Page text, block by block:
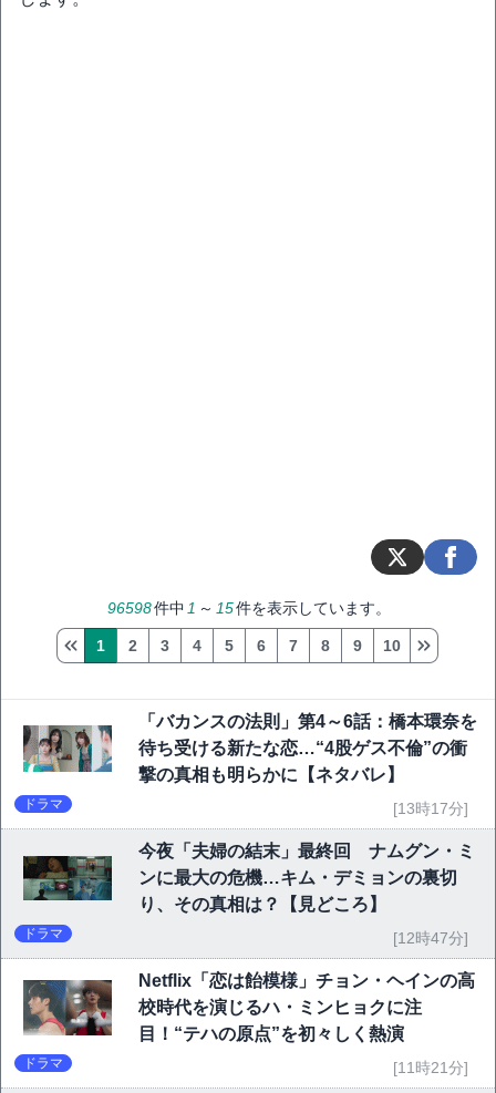
96598件中1 ～ 15件を表示しています。
1 2 3 4 5 6 7 8 9 10
「バカンスの法則」第4～6話：橋本環奈を
待ち受ける新たな恋…“4股ゲス不倫”の衝
撃の真相も明らかに【ネタバレ】
ドラマ [13時17分]
今夜「夫婦の結末」最終回 ナムグン・ミ
ンに最大の危機…キム・デミョンの裏切
り、その真相は？【見どころ】
ドラマ [12時47分]
Netflix「恋は飴模様」チョン・ヘインの高
校時代を演じるハ・ミンヒョクに注
目！“テハの原点”を初々しく熱演
ドラマ [11時21分]